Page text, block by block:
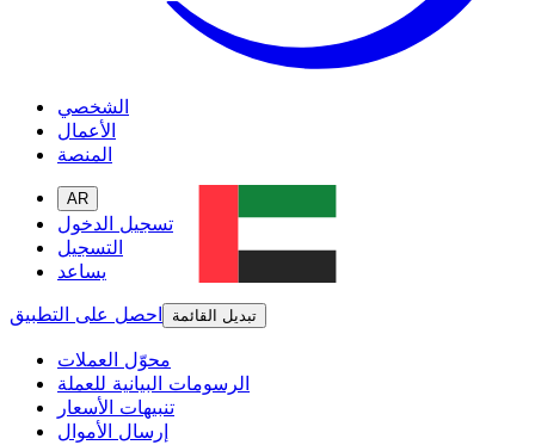
الشخصي
الأعمال
المنصة
AR
تسجيل الدخول
التسجيل
يساعد
احصل على التطبيق
تبديل القائمة
محوّل العملات
الرسومات البيانية للعملة
تنبيهات الأسعار
إرسال الأموال